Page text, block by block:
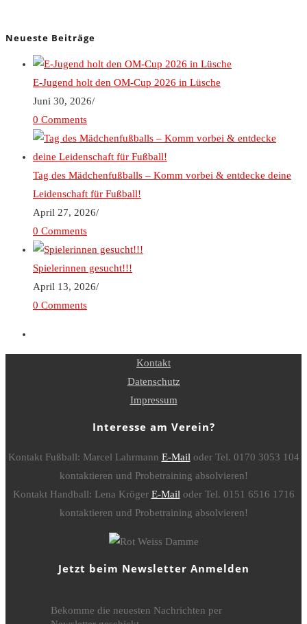
Neueste Beiträge
E-Jugend holt den OM-Cup 2026 in Lüsche
Juni 30, 2026/
0 Comments
Tag des Mädchenfußballs – Komm vorbei & entdecke deine
Leidenschaft für Fußball!
April 27, 2026/
0 Comments
Spielerinnen gesucht!!!
April 13, 2026/
0 Comments
Kontakt
Datenschutz
Impressum
Interesse am Verein?
Kontakt Fußball: Marcel Lahrmann E-Mail oder Tel. 0170 3053 104
kontaktieren und Probetraining absolvieren!
Kontakt Handball: Lena Kröger E-Mail oder Tel. 0151 6516 1716
kontaktieren und Probetraining absolvieren!
Jetzt beim Newsletter Anmelden
Bekomme die neuesten Nachrichten per